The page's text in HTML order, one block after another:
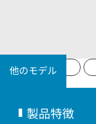
他のモデル
データシート
製品特徴
用途分野